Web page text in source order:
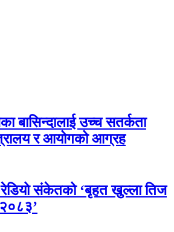
बासिन्दालाई उच्च सतर्कता
र आयोगको आग्रह
संकेतको ‘बृहत खुल्ला तिज
२०८३’